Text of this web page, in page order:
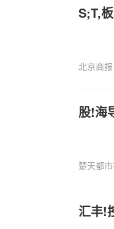
S;T,
北京商报
股!海
楚天都
汇丰!